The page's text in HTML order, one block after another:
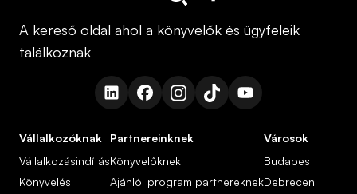
A kereső oldal ahol a könyvelők és ügyfeleik
találkoznak
Vállalkozóknak
Vállalkozásindítás
Könyvelés
Partnereinknek
Könyvelőknek
Ajánlói program partnereknek
Városok
Budapest
Debrecen